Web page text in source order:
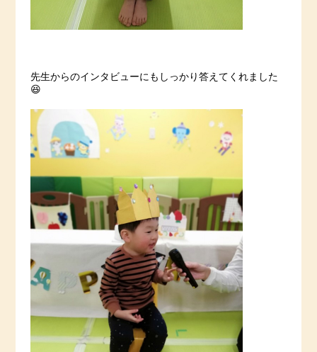
先生からのインタビューにもしっかり答えてくれました
😆